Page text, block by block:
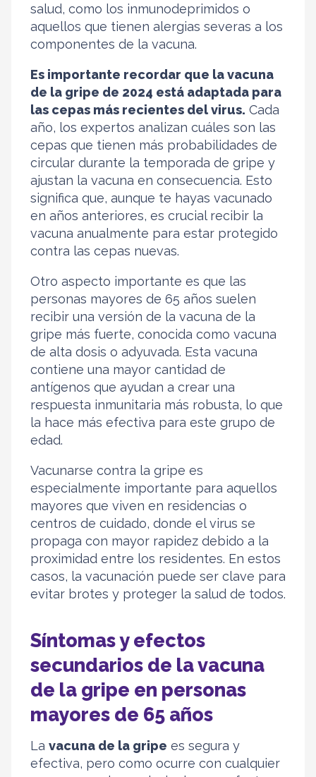
salud, como los inmunodeprimidos o
aquellos que tienen alergias severas a los
componentes de la vacuna.
Es importante recordar que la vacuna
de la gripe de 2024 está adaptada para
las cepas más recientes del virus. Cada
año, los expertos analizan cuáles son las
cepas que tienen más probabilidades de
circular durante la temporada de gripe y
ajustan la vacuna en consecuencia. Esto
significa que, aunque te hayas vacunado
en años anteriores, es crucial recibir la
vacuna anualmente para estar protegido
contra las cepas nuevas.
Otro aspecto importante es que las
personas mayores de 65 años suelen
recibir una versión de la vacuna de la
gripe más fuerte, conocida como vacuna
de alta dosis o adyuvada. Esta vacuna
contiene una mayor cantidad de
antígenos que ayudan a crear una
respuesta inmunitaria más robusta, lo que
la hace más efectiva para este grupo de
edad.
Vacunarse contra la gripe es
especialmente importante para aquellos
mayores que viven en residencias o
centros de cuidado, donde el virus se
propaga con mayor rapidez debido a la
proximidad entre los residentes. En estos
casos, la vacunación puede ser clave para
evitar brotes y proteger la salud de todos.
Síntomas y efectos
secundarios de la vacuna
de la gripe en personas
mayores de 65 años
La vacuna de la gripe es segura y
efectiva, pero como ocurre con cualquier